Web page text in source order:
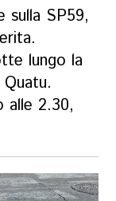
sulla SP59,
lungo la
alle 2.30,